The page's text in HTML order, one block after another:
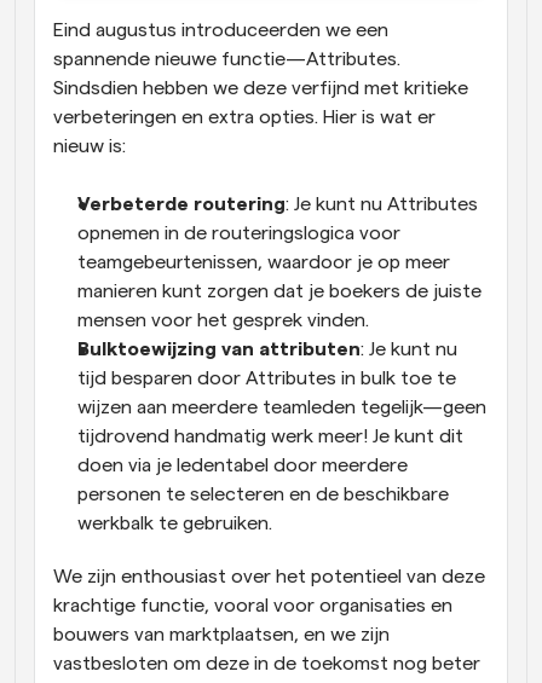
Eind augustus introduceerden we een
spannende nieuwe functie—Attributes.
Sindsdien hebben we deze verfijnd met kritieke
verbeteringen en extra opties. Hier is wat er
nieuw is:
Verbeterde routering: Je kunt nu Attributes
opnemen in de routeringslogica voor
teamgebeurtenissen, waardoor je op meer
manieren kunt zorgen dat je boekers de juiste
mensen voor het gesprek vinden.
Bulktoewijzing van attributen: Je kunt nu
tijd besparen door Attributes in bulk toe te
wijzen aan meerdere teamleden tegelijk—geen
tijdrovend handmatig werk meer! Je kunt dit
doen via je ledentabel door meerdere
personen te selecteren en de beschikbare
werkbalk te gebruiken.
We zijn enthousiast over het potentieel van deze
krachtige functie, vooral voor organisaties en
bouwers van marktplaatsen, en we zijn
vastbesloten om deze in de toekomst nog beter